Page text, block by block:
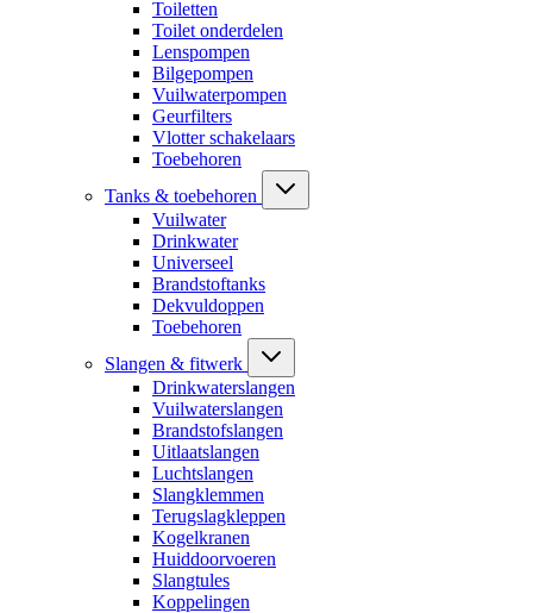
Toiletten
Toilet onderdelen
Lenspompen
Bilgepompen
Vuilwaterpompen
Geurfilters
Vlotter schakelaars
Toebehoren
Tanks & toebehoren
Vuilwater
Drinkwater
Universeel
Brandstoftanks
Dekvuldoppen
Toebehoren
Slangen & fitwerk
Drinkwaterslangen
Vuilwaterslangen
Brandstofslangen
Uitlaatslangen
Luchtslangen
Slangklemmen
Terugslagkleppen
Kogelkranen
Huiddoorvoeren
Slangtules
Koppelingen